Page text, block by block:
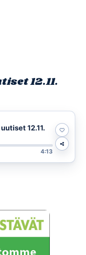
12.11.
12.11.
4:13